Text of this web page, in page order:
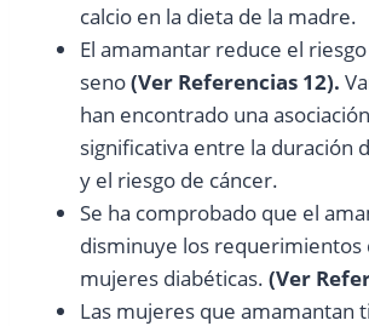
calcio en la dieta de la madre.
El amamantar reduce el
seno(Ver Referencias 12).
han encontrado una
significativa entre la duración
y el riesgo de cáncer.
Se ha comprobado que el
disminuye los requerimientos
mujeres diabéticas. (Ver
Las mujeres que amamantan